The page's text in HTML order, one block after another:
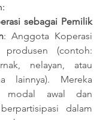
sebagai Pemilik
: Anggota Koperasi
(contoh:
nelayan, atau
lainnya). Mereka
modal awal dan
dalam